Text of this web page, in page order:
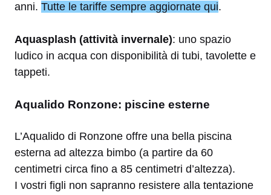
anni. Tutte le tariffe sempre aggiornate qui.
Aquasplash (attività invernale): uno spazio
ludico in acqua con disponibilità di tubi, tavolette e
tappeti.
Aqualido Ronzone: piscine esterne
L’Aqualido di Ronzone offre una bella piscina
esterna ad altezza bimbo (a partire da 60
centimetri circa fino a 85 centimetri d’altezza).
I vostri figli non sapranno resistere alla tentazione